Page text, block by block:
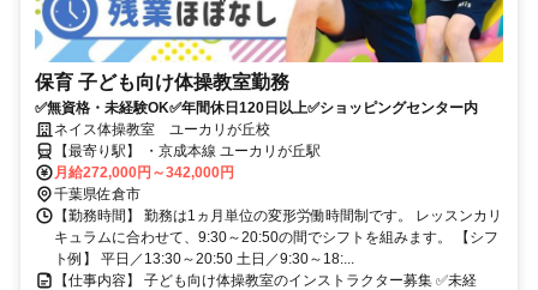
保育 子ども向け体操教室勤務
✅無資格・未経験OK✅年間休日120日以上✅ショッピングセンター内
ネイス体操教室 ユーカリが丘校
【最寄り駅】 ・京成本線 ユーカリが丘駅
月給272,000円～342,000円
千葉県佐倉市
【勤務時間】 勤務は1ヵ月単位の変形労働時間制です。 レッスンカリ
キュラムに合わせて、9:30～20:50の間でシフトを組みます。 【シフ
ト例】 平日／13:30～20:50 土日／9:30～18:...
【仕事内容】 子ども向け体操教室のインストラクター募集 ✅未経